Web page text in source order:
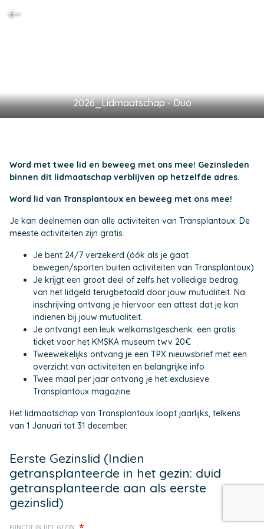
2026_Lidmaatschap - Duo
Word met twee lid en beweeg met ons mee! Gezinsleden
binnen dit lidmaatschap verblijven op hetzelfde adres.
Word lid van Transplantoux en beweeg met ons mee!
Je kan deelnemen aan alle activiteiten van Transplantoux. De
meeste activiteiten zijn gratis.
Je bent 24/7 verzekerd (óók als je gaat
bewegen/sporten buiten activiteiten van Transplantoux)
Je krijgt een groot deel of zelfs het volledige bedrag
van het lidgeld terugbetaald door jouw mutualiteit. Na
inschrijving ontvang je hiervoor een attest dat je kan
indienen bij jouw mutualiteit.
Je ontvangt een leuk welkomstgeschenk: een gratis
ticket voor het KMSKA museum twv 20€
Tweewekelijks ontvang je een TPX nieuwsbrief met een
overzicht van activiteiten en belangrijke info
Twee maal per jaar ontvang je het exclusieve
Transplantoux magazine
Het lidmaatschap van Transplantoux loopt jaarlijks, telkens
van 1 Januari tot 31 december.
Eerste Gezinslid (Indien
getransplanteerde in het gezin: duid
getransplanteerde aan als eerste
gezinslid)
FUNCTIE IN HET GEZIN